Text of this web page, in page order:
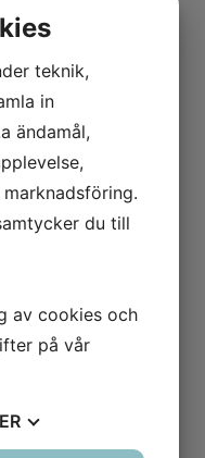
i vanlig
sig om.
teknik,
in
ändamål,
du till
av cookies och
på vår